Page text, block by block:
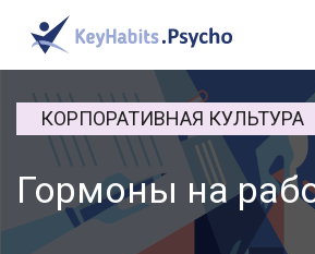
+7
ПРОДУКТЫ
БИБЛИОТЕКА
КОРПОРАТИВНАЯ КУЛЬТУРА
Гормоны на